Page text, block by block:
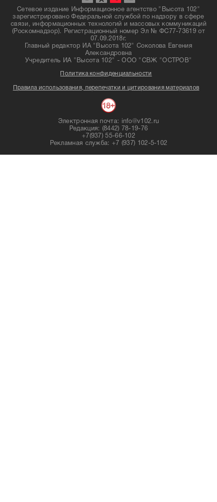
Сетевое издание Информационное агентство "Высота 102"
зарегистрировано Федеральной службой по надзору в сфере
связи, информационных технологий и массовых коммуникаций
(Роскомнадзор). Регистрационный номер Эл № ФС77-73619 от
07.09.2018г.
Главный редактор ИА "Высота 102" Соколова Евгения
Александровна
Учредитель ИА "Высота 102" - ООО "СВЖ "ОСТРОВ"
Политика конфиденциальности
Правила использования, перепечатки и цитирования материалов
Электронная почта: info@v102.ru
Редакция: (8442) 78-19-76
+7(937) 55-66-102
Рекламная служба: +7 (937) 102-5-102